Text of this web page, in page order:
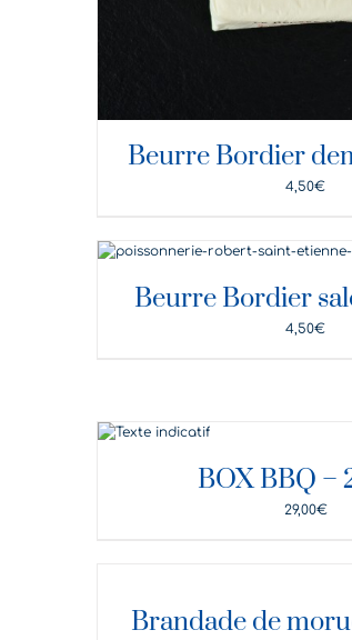
Beurre Bordier
4,50€
DÉTAILS
Beurre Bordier
4,50€
DÉTAILS
BOX BBQ –
29,00€
Brandade de